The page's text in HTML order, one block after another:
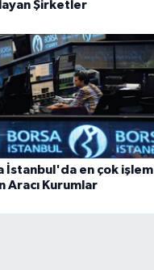
Şirketler
İstanbul'da en çok işlem
Aracı Kurumlar